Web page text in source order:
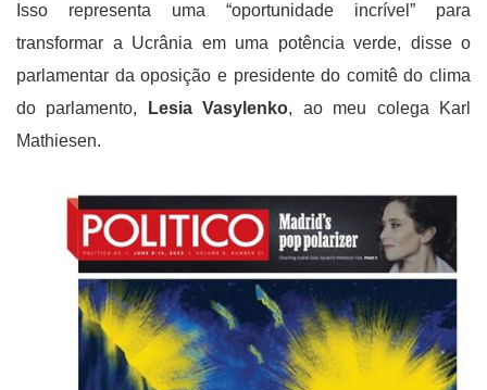
Isso representa uma “oportunidade incrível” para
transformar a Ucrânia em uma potência verde, disse o
parlamentar da oposição e presidente do comitê do clima
do parlamento,
Lesia Vasylenko, ao meu colega Karl
Mathiesen.